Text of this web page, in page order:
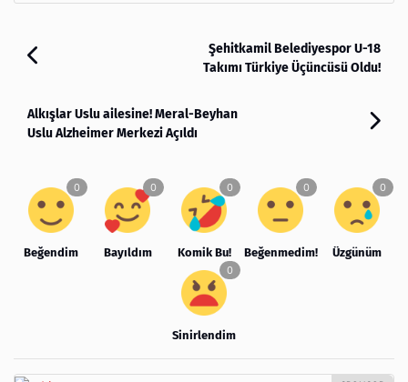
Şehitkamil Belediyespor U-18
Takımı Türkiye Üçüncüsü Oldu!
Alkışlar Uslu ailesine! Meral-Beyhan
Uslu Alzheimer Merkezi Açıldı
Beğendim Bayıldım Komik Bu! Beğenmedim! Üzgünüm
Sinirlendim